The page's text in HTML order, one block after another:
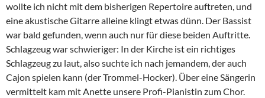
wollte ich nicht mit dem bisherigen Repertoire auftreten, und
eine akustische Gitarre alleine klingt etwas dünn. Der Bassist
war bald gefunden, wenn auch nur für diese beiden Auftritte.
Schlagzeug war schwieriger: In der Kirche ist ein richtiges
Schlagzeug zu laut, also suchte ich nach jemandem, der auch
Cajon spielen kann (der Trommel-Hocker). Über eine Sängerin
vermittelt kam mit Anette unsere Profi-Pianistin zum Chor.